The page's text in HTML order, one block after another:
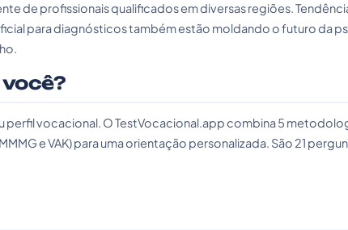
de profissionais qualificados em diversas regiões.
para diagnósticos também estão moldando o futuro da
perfil vocacional. O TestVocacional.app combina 5
e VAK) para uma orientação personalizada. São 21